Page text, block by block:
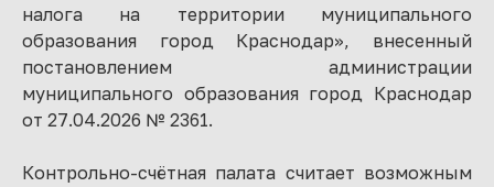
налога на территории муниципального
образования город Краснодар», внесенный
постановлением администрации
муниципального образования город Краснодар
от 27.04.2026 № 2361.
Контрольно-счётная палата считает возможным